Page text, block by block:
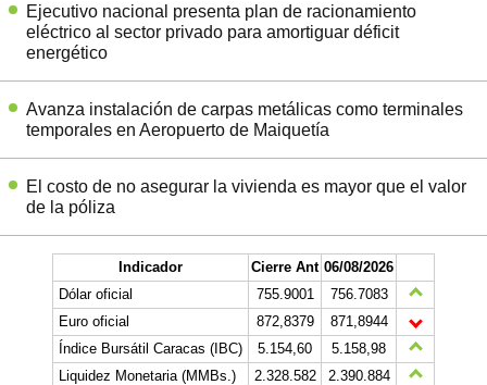
Ejecutivo nacional presenta plan de racionamiento
eléctrico al sector privado para amortiguar déficit
energético
Avanza instalación de carpas metálicas como terminales
temporales en Aeropuerto de Maiquetía
El costo de no asegurar la vivienda es mayor que el valor
de la póliza
Indicador Cierre Ant 06/08/2026
Dólar oficial
755.9001
756.7083
Euro oficial
872,8379
871,8944
Índice Bursátil Caracas (IBC)
5.154,60
5.158,98
Liquidez Monetaria (MMBs.)
2.328.582
2.390.884